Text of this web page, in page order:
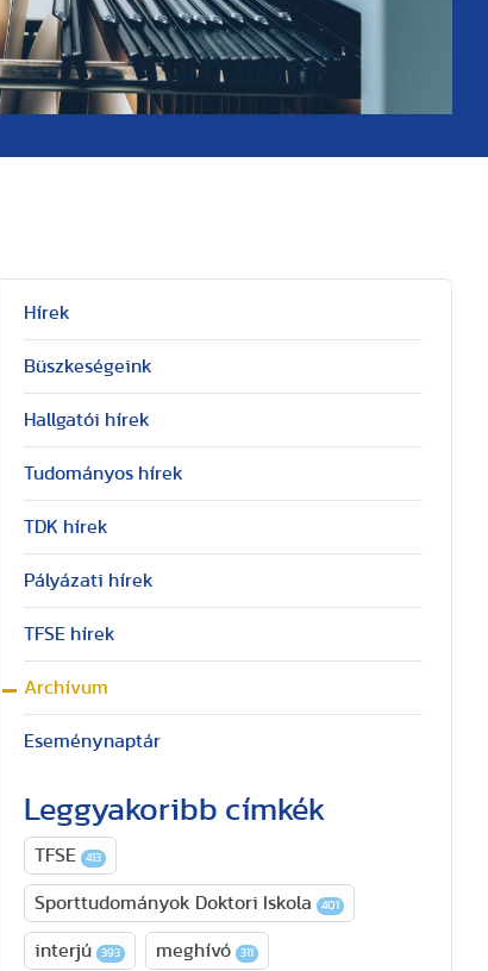
Hírek
Büszkeségeink
Hallgatói hírek
Tudományos hírek
TDK hírek
Pályázati hírek
TFSE hírek
Archívum
Eseménynaptár
Leggyakoribb címkék
TFSE 413
Sporttudományok Doktori Iskola 401
interjú 393 meghívó 311